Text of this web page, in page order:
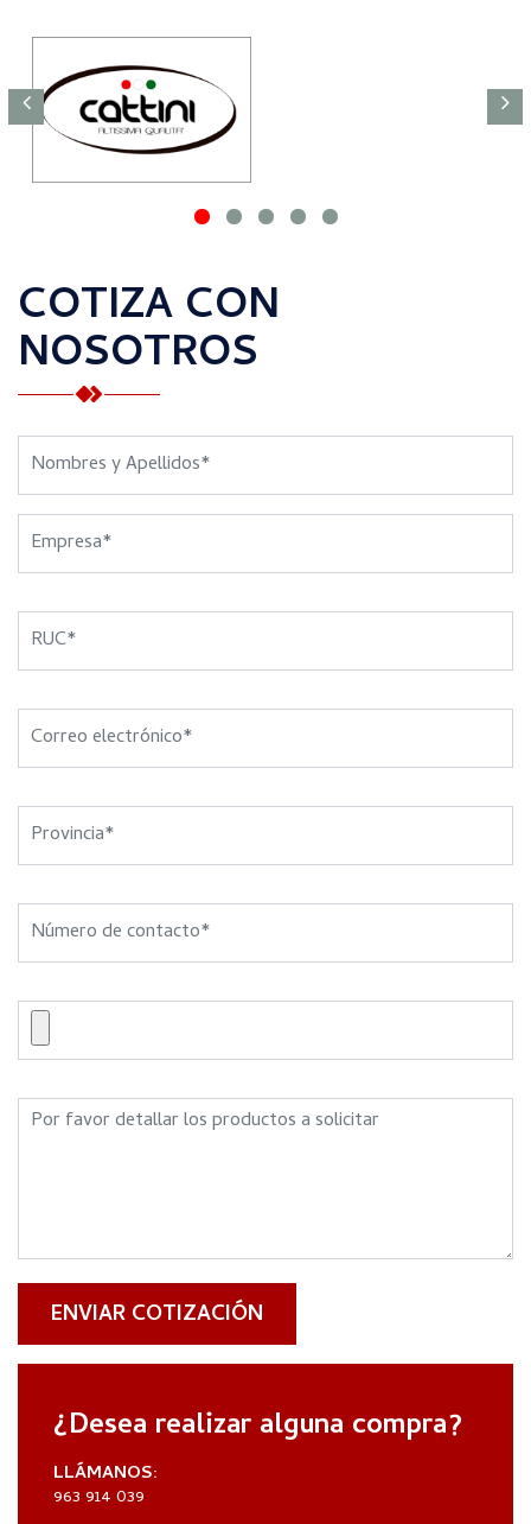
COTIZA CON
NOSOTROS
ENVIAR COTIZACIÓN
¿Desea realizar alguna compra?
LLÁMANOS:
963 914 039